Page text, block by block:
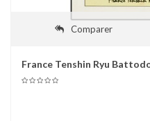
Comparer
France Tenshin Ryu